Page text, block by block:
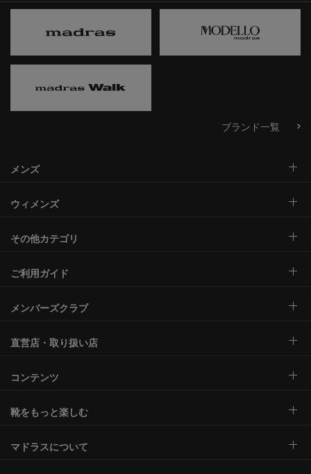
ブランド一覧
メンズ
ウィメンズ
その他カテゴリ
ご利用ガイド
メンバーズクラブ
直営店・取り扱い店
コンテンツ
靴をもっと楽しむ
マドラスについて